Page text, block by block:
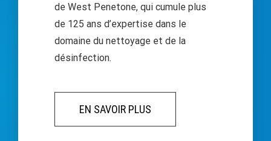
de West Penetone, qui cumule plus
de 125 ans d’expertise dans le
domaine du nettoyage et de la
désinfection.
EN SAVOIR PLUS